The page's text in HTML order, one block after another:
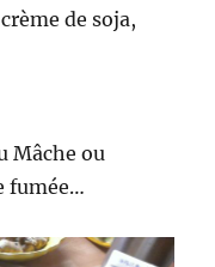
de soja,
Mâche ou
fumée…